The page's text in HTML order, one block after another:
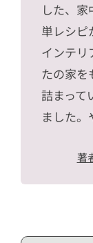
した、
単レシピ
インテリ
たの家を
詰まって
ました。
著